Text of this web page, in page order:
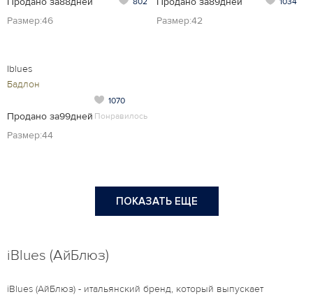
Размер:46 Размер:42
Iblues
Бадлон
Продано за99дней
1070
Понравилось
Размер:44
ПОКАЗАТЬ ЕЩЕ
iBlues (АйБлюз)
iBlues (АйБлюз) - итальянский бренд, который выпускает